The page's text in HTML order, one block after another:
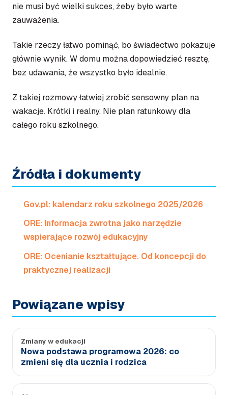
nie musi być wielki sukces, żeby było warte
zauważenia.
Takie rzeczy łatwo pominąć, bo świadectwo pokazuje
głównie wynik. W domu można dopowiedzieć resztę,
bez udawania, że wszystko było idealnie.
Z takiej rozmowy łatwiej zrobić sensowny plan na
wakacje. Krótki i realny. Nie plan ratunkowy dla
całego roku szkolnego.
Źródła i dokumenty
Gov.pl: kalendarz roku szkolnego 2025/2026
ORE: Informacja zwrotna jako narzędzie
wspierające rozwój edukacyjny
ORE: Ocenianie kształtujące. Od koncepcji do
praktycznej realizacji
Powiązane wpisy
Zmiany w edukacji
Nowa podstawa programowa 2026: co
zmieni się dla ucznia i rodzica